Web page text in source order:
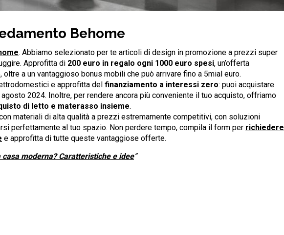
Behome
. Abbiamo selezionato per te articoli di design in promozione a prezzi super
Approfitta di 200 euro in regalo ogni 1000 euro spesi, un’offerta
a un vantaggioso bonus mobili che può arrivare fino a 5mial euro.
e approfitta del finanziamento a interessi zero: puoi acquistare
2024. Inoltre, per rendere ancora più conveniente il tuo acquisto, offriamo
di letto e materasso insieme.
materiali di alta qualità a prezzi estremamente competitivi, con soluzioni
perfettamente al tuo spazio. Non perdere tempo, compila il form per richiedere
e approfitta di tutte queste vantaggiose offerte.
moderna? Caratteristiche e idee”